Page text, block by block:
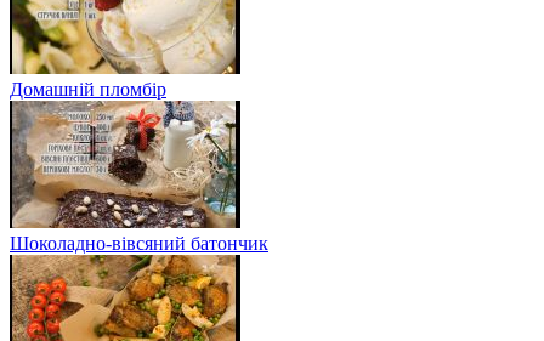
Домашній пломбір
Шоколадно-вівсяний батончик